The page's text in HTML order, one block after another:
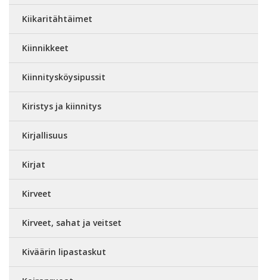
Kiikaritähtäimet
Kiinnikkeet
Kiinnitysköysipussit
Kiristys ja kiinnitys
Kirjallisuus
Kirjat
Kirveet
Kirveet, sahat ja veitset
Kiväärin lipastaskut